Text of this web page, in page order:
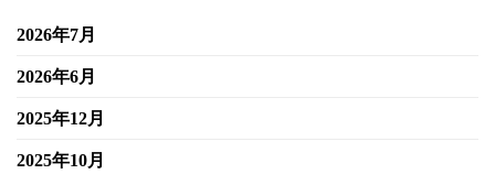
2026年7月
2026年6月
2025年12月
2025年10月